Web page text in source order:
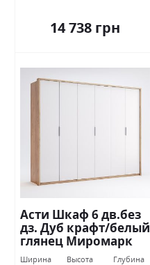
14 738 грн
Асти Шкаф 6 дв.без
дз. Дуб крафт/белый
глянец Миромарк
Ширина Высота Глубина